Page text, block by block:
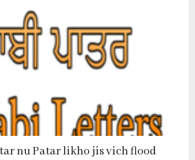
nu Patar likho jis vich flood